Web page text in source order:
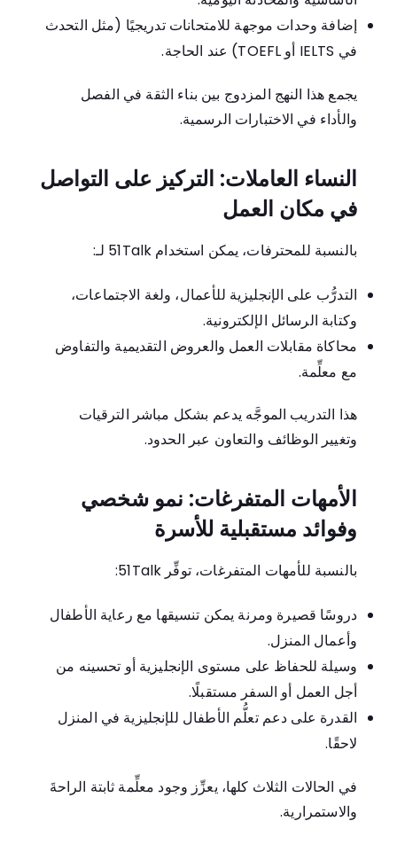
إضافة وحدات موجهة للامتحانات تدريجيًا (مثل التحدث
في IELTS أو TOEFL) عند الحاجة.
يجمع هذا النهج المزدوج بين بناء الثقة في الفصل
والأداء في الاختبارات الرسمية.
النساء العاملات: التركيز على التواصل
في مكان العمل
بالنسبة للمحترفات، يمكن استخدام 51Talk لـ:
التدرُّب على الإنجليزية للأعمال، ولغة الاجتماعات،
وكتابة الرسائل الإلكترونية.
محاكاة مقابلات العمل والعروض التقديمية والتفاوض
مع معلِّمة.
هذا التدريب الموجَّه يدعم بشكل مباشر الترقيات
وتغيير الوظائف والتعاون عبر الحدود.
الأمهات المتفرغات: نمو شخصي
وفوائد مستقبلية للأسرة
بالنسبة للأمهات المتفرغات، توفِّر 51Talk:
دروسًا قصيرة ومرنة يمكن تنسيقها مع رعاية الأطفال
وأعمال المنزل.
وسيلة للحفاظ على مستوى الإنجليزية أو تحسينه من
أجل العمل أو السفر مستقبلًا.
القدرة على دعم تعلُّم الأطفال للإنجليزية في المنزل
لاحقًا.
في الحالات الثلاث كلها، يعزِّز وجود معلِّمة ثابتة الراحةَ
والاستمرارية.